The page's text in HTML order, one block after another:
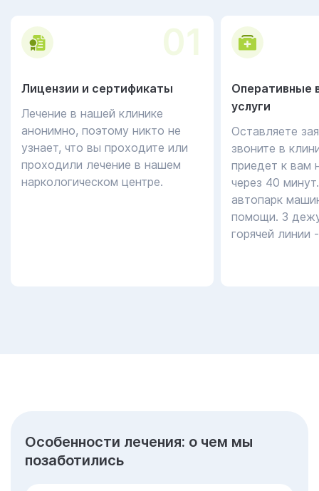
01
Лицензии и сертификаты
Лечение в нашей клинике
анонимно, поэтому никто не
узнает, что вы проходите или
проходили лечение в нашем
наркологическом центре.
Оперативные
услуги
Оставляете
звоните в
приедет к вам
через 40
автопарк
помощи. 3
горячей линии
Особенности лечения: о чем мы
позаботились